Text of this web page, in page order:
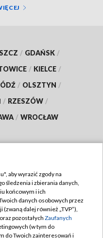
/ GDAŃSK /
/ KIELCE /
/ OLSZTYN /
/ RZESZÓW /
/ WROCŁAW
TVP
aby wyrazić zgody na
śledzenia i zbierania danych,
końcowym i ich
danych osobowych przez
(zwaną dalej również „TVP”),
oraz pozostałych Zaufanych
(w tym do
do Twoich zainteresowań i